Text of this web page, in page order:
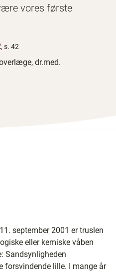
vores første
, s. 42
dr.med.
september 2001 er truslen
eller kemiske våben
Sandsynligheden
forsvindende lille. I mange år